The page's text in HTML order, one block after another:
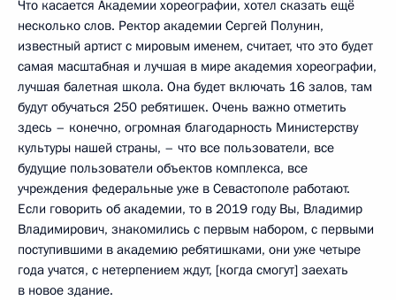
Что касается Академии хореографии, хотел сказать ещё
несколько слов. Ректор академии Сергей Полунин,
известный артист с мировым именем, считает, что это будет
самая масштабная и лучшая в мире академия хореографии,
лучшая балетная школа. Она будет включать 16 залов, там
будут обучаться 250 ребятишек. Очень важно отметить
здесь – конечно, огромная благодарность Министерству
культуры нашей страны, – что все пользователи, все
будущие пользователи объектов комплекса, все
учреждения федеральные уже в Севастополе работают.
Если говорить об академии, то в 2019 году Вы, Владимир
Владимирович, знакомились с первым набором, с первыми
поступившими в академию ребятишками, они уже четыре
года учатся, с нетерпением ждут, [когда смогут] заехать
в новое здание.